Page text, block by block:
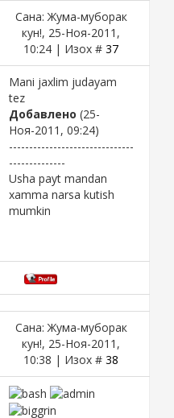
Сана: Жума-муборак
кун!, 25-Ноя-2011,
10:24 | Изох # 37
Mani jaxlim judayam
tez
Добавлено (25-
Ноя-2011, 09:24)
-------------------------------
--------------
Usha payt mandan
xamma narsa kutish
mumkin
Сана: Жума-муборак
кун!, 25-Ноя-2011,
10:38 | Изох # 38